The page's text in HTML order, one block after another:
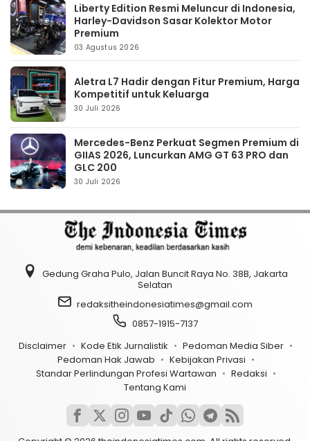
Liberty Edition Resmi Meluncur di Indonesia,
Harley-Davidson Sasar Kolektor Motor
Premium
03 Agustus 2026
Aletra L7 Hadir dengan Fitur Premium, Harga
Kompetitif untuk Keluarga
30 Juli 2026
Mercedes-Benz Perkuat Segmen Premium di
GIIAS 2026, Luncurkan AMG GT 63 PRO dan
GLC 200
30 Juli 2026
Gedung Graha Pulo, Jalan Buncit Raya No. 38B, Jakarta
Selatan
redaksitheindonesiatimes@gmail.com
0857-1915-7137
Disclaimer
Kode Etik Jurnalistik
Pedoman Media Siber
Pedoman Hak Jawab
Kebijakan Privasi
Standar Perlindungan Profesi Wartawan
Redaksi
Tentang Kami